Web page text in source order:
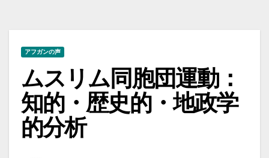
アフガンの声
ムスリム同胞団運動：
知的・歴史的・地政学
的分析